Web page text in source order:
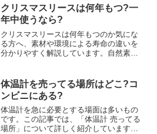
すめです。ウエルシアやマツモトキヨ
シ、スギ薬局などの大手ドラッグストア
では、不織布タイプやカラーマスクなど
種類も豊富に取り揃えられています。ま
た、市販でもスーパーやホームセンタ
ー、100円ショップなどで安く購入できる
を選ぶことが大切です。本記事では、
「立体マスク 安い ドラックストア」をテ
ーマに、どこでお得に買えるのか、市販
のおすすめ商品についても詳しく紹介し
ます。
クリスマスリースは何年もつ?一
年中使うなら?
クリスマスリースは何年もつのか気にな
る方へ、素材や環境による寿命の違いを
分かりやすく解説しています。自然素材
飾れる場合もあります。また、季節を問
わず一年中玄関や部屋に飾れるタイプも
あり、シンプルでナチュラルなデザイン
から華やかな雰囲気を演出できるものま
で幅広く紹介。インテリアやライフスタ
イルに合わせて選びたい方に役立つ「ク
体温計を売ってる場所はどこ?コ
ンビニにある?
体温計を急に必要とする場面は多いもの
です。この記事では、「体温計 売ってる
場所」について詳しく紹介しています。